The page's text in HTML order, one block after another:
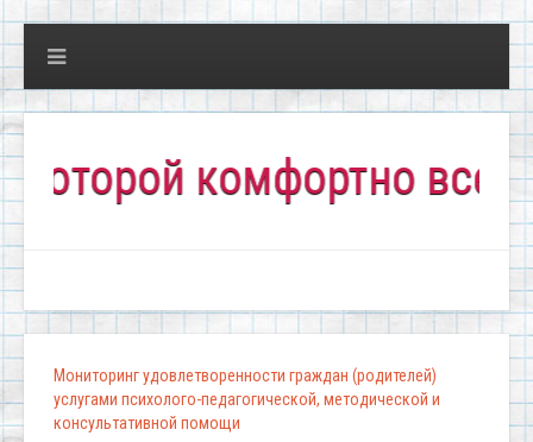
комфортно всем!"
Мониторинг удовлетворенности граждан (родителей)
услугами психолого-педагогической, методической и
консультативной помощи